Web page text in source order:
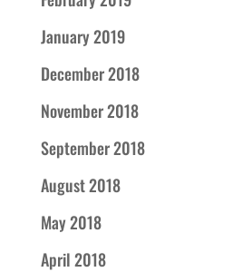
January 2019
December 2018
November 2018
September 2018
August 2018
May 2018
April 2018